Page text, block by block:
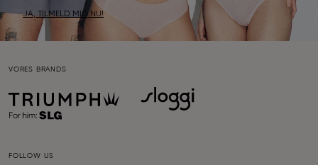
JA, TILMELD MIG NU!
VORES BRANDS
FOLLOW US